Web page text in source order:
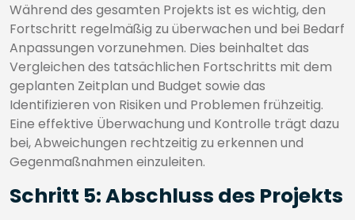
Während des gesamten Projekts ist es wichtig, den
Fortschritt regelmäßig zu überwachen und bei Bedarf
Anpassungen vorzunehmen. Dies beinhaltet das
Vergleichen des tatsächlichen Fortschritts mit dem
geplanten Zeitplan und Budget sowie das
Identifizieren von Risiken und Problemen frühzeitig.
Eine effektive Überwachung und Kontrolle trägt dazu
bei, Abweichungen rechtzeitig zu erkennen und
Gegenmaßnahmen einzuleiten.
Schritt 5: Abschluss des Projekts